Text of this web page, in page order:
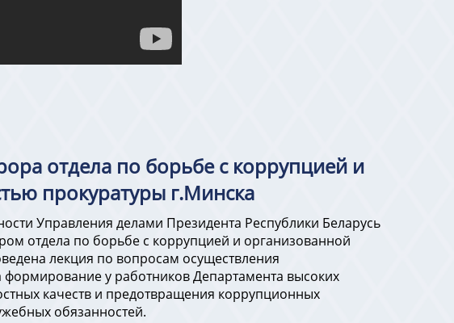
отдела по борьбе с коррупцией и
прокуратуры г.Минска
Управления делами Президента Республики Беларусь
отдела по борьбе с коррупцией и организованной
лекция по вопросам осуществления
у работников Департамента высоких
качеств и предотвращения коррупционных
обязанностей.